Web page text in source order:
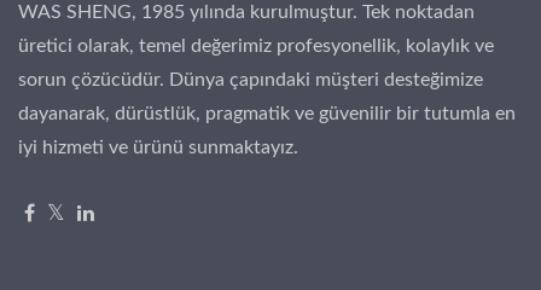
WAS SHENG, 1985 yılında kurulmuştur. Tek noktadan
üretici olarak, temel değerimiz profesyonellik, kolaylık ve
sorun çözücüdür. Dünya çapındaki müşteri desteğimize
dayanarak, dürüstlük, pragmatik ve güvenilir bir tutumla en
iyi hizmeti ve ürünü sunmaktayız.